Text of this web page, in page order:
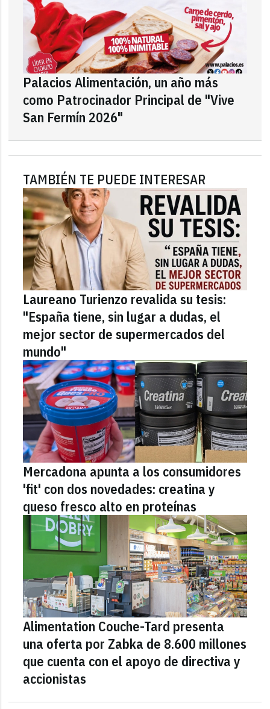
Palacios Alimentación, un año más
como Patrocinador Principal de "Vive
San Fermín 2026"
TAMBIÉN TE PUEDE INTERESAR
Laureano Turienzo revalida su tesis:
"España tiene, sin lugar a dudas, el
mejor sector de supermercados del
mundo"
Mercadona apunta a los consumidores
'fit' con dos novedades: creatina y
queso fresco alto en proteínas
Alimentation Couche-Tard presenta
una oferta por Zabka de 8.600 millones
que cuenta con el apoyo de directiva y
accionistas